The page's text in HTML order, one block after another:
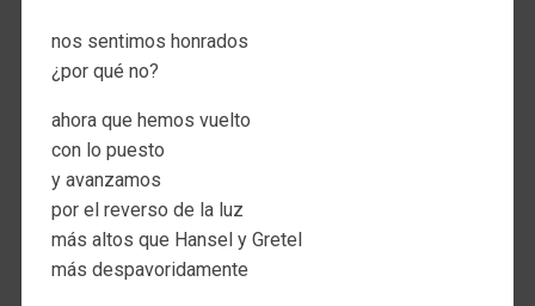
nos sentimos honrados
¿por qué no?
ahora que hemos vuelto
con lo puesto
y avanzamos
por el reverso de la luz
más altos que Hansel y Gretel
más despavoridamente